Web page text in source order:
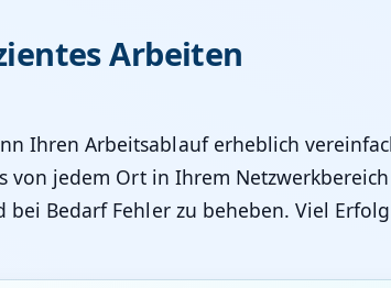
Arbeiten
Ihren Arbeitsablauf erheblich
jedem Ort in Ihrem
Bedarf Fehler zu beheben. Viel